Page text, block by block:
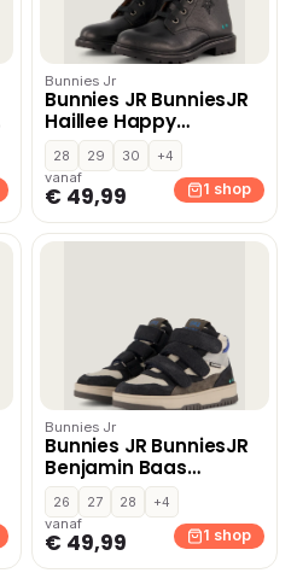
Bunnies Jr
Bunnies JR BunniesJR
Haillee Happy
Veterboots zwart Leer
28 29 30
+4
vanaf
€ 49,99 1 shop
Bunnies Jr
Bunnies JR BunniesJR
Benjamin Baas
sneakers blauw
26 27 28
+4
vanaf
€ 49,99 1 shop